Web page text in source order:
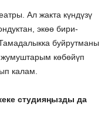
Ал жакта күндүзү
экөө бири-
буйрутманы
жумуштарым көбөйүп
калам.
студияңызды да